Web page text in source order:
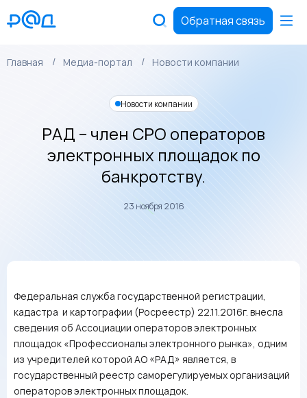
Обратная связь
Главная Медиа-портал Новости компании
Новости компании
РАД – член СРО операторов
электронных площадок по
банкротству.
23 ноября 2016
Федеральная служба государственной регистрации,
кадастра и картографии (Росреестр) 22.11.2016г. внесла
сведения об Ассоциации операторов электронных
площадок «Профессионалы электронного рынка», одним
из учредителей которой АО «РАД» является, в
государственный реестр саморегулируемых организаций
операторов электронных площадок.